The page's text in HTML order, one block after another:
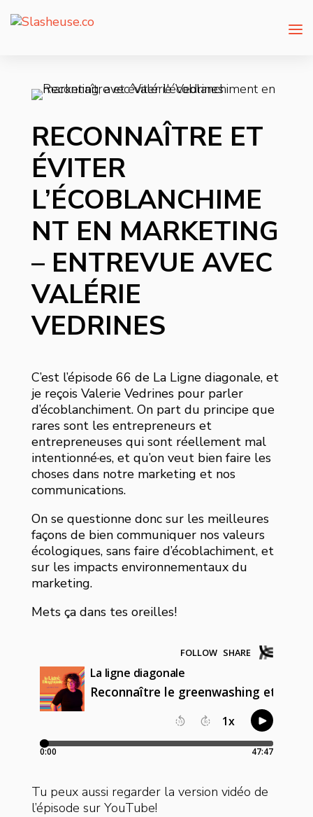
RECONNAÎTRE ET
ÉVITER
L’ÉCOBLANCHIME
NT EN MARKETING
– ENTREVUE AVEC
VALÉRIE
VEDRINES
C’est l’épisode 66 de La Ligne diagonale, et
je reçois Valerie Vedrines pour parler
d’écoblanchiment. On part du principe que
rares sont les entrepreneurs et
entrepreneuses qui sont réellement mal
intentionné·es, et qu’on veut bien faire les
choses dans notre marketing et nos
communications.
On se questionne donc sur les meilleures
façons de bien communiquer nos valeurs
écologiques, sans faire d’écoblachiment, et
sur les impacts environnementaux du
marketing.
Mets ça dans tes oreilles!
Tu peux aussi regarder la version vidéo de
l’épisode sur YouTube!